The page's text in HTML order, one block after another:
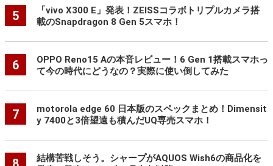
5
「vivo X300 E」発表！ZEISSコラボトリプルカメラ搭
載のSnapdragon 8 Gen 5スマホ！
6
OPPO Reno15 Aの本音レビュー！6 Gen 1搭載スマホっ
て今の時代にどうなの？実際に使い倒してみた
7
motorola edge 60 日本版のスペックまとめ！Dimensit
y 7400と3倍望遠も積んだUQ専売スマホ！
結構苦戦しそう。シャープがAQUOS Wish6の商品化を